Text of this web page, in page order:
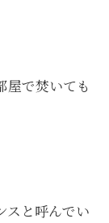
屋で焚いても
スと呼んでい